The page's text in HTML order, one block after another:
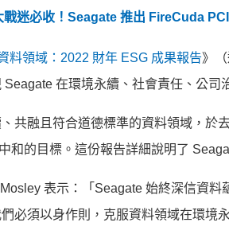
戰迷必收！Seagate 推出 FireCuda
料領域：2022 財年 ESG 成果報告》
在環境永續、社會責任、公司
共融且符合道德標準的資料領域，於
和的目標。這份報告詳細說明了
表示：「Seagate 始終深信資料
必須以身作則，克服資料領域在環境永